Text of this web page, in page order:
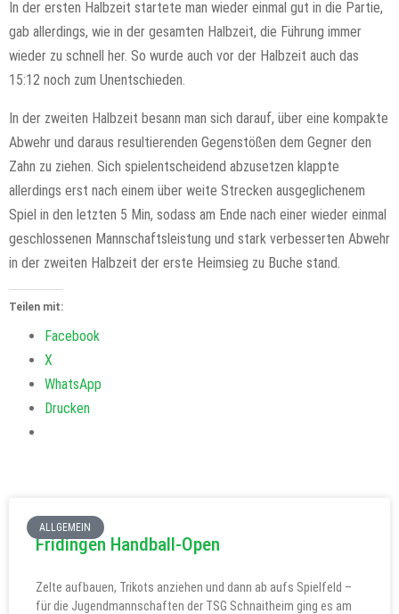
In der ersten Halbzeit startete man wieder einmal gut in die Partie,
gab allerdings, wie in der gesamten Halbzeit, die Führung immer
wieder zu schnell her. So wurde auch vor der Halbzeit auch das
15:12 noch zum Unentschieden.
In der zweiten Halbzeit besann man sich darauf, über eine kompakte
Abwehr und daraus resultierenden Gegenstößen dem Gegner den
Zahn zu ziehen. Sich spielentscheidend abzusetzen klappte
allerdings erst nach einem über weite Strecken ausgeglichenem
Spiel in den letzten 5 Min, sodass am Ende nach einer wieder einmal
geschlossenen Mannschaftsleistung und stark verbesserten Abwehr
in der zweiten Halbzeit der erste Heimsieg zu Buche stand.
Teilen mit:
Facebook
X
WhatsApp
Drucken
ALLGEMEIN
Fridingen Handball-Open
Zelte aufbauen, Trikots anziehen und dann ab aufs Spielfeld –
für die Jugendmannschaften der TSG Schnaitheim ging es am